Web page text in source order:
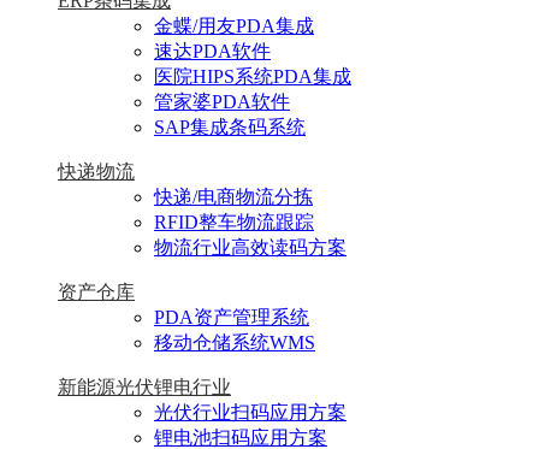
金蝶/用友PDA集成
速达PDA软件
医院HIPS系统PDA集成
管家婆PDA软件
SAP集成条码系统
快递物流
快递/电商物流分拣
RFID整车物流跟踪
物流行业高效读码方案
资产仓库
PDA资产管理系统
移动仓储系统WMS
新能源光伏锂电行业
光伏行业扫码应用方案
锂电池扫码应用方案